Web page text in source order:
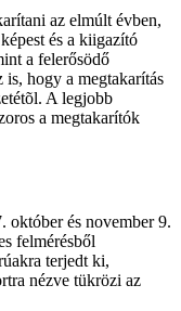
az elmúlt évben,
és a kiigazító
a felerősödő
hogy a megtakarítás
A legjobb
a megtakarítók
október és november 9.
felmérésből
terjedt ki,
nézve tükrözi az